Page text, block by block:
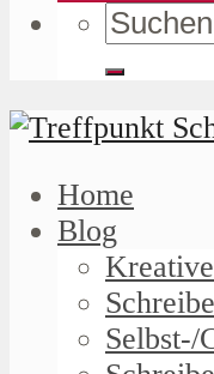
Home
Blog
Selbst-/